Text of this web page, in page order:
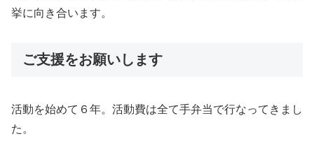
挙に向き合います。
ご支援をお願いします
活動を始めて６年。活動費は全て手弁当で行なってきまし
た。